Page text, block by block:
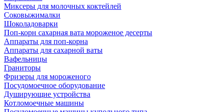
Миксеры для молочных коктейлей
Соковыжималки
Шоколадоварки
Поп-корн сахарная вата мороженое десерты
Аппараты для поп-корна
Аппараты для сахарной ваты
Вафельницы
Граниторы
Фризеры для мороженого
Посудомоечное оборудование
Душирующие устройства
Котломоечные машины